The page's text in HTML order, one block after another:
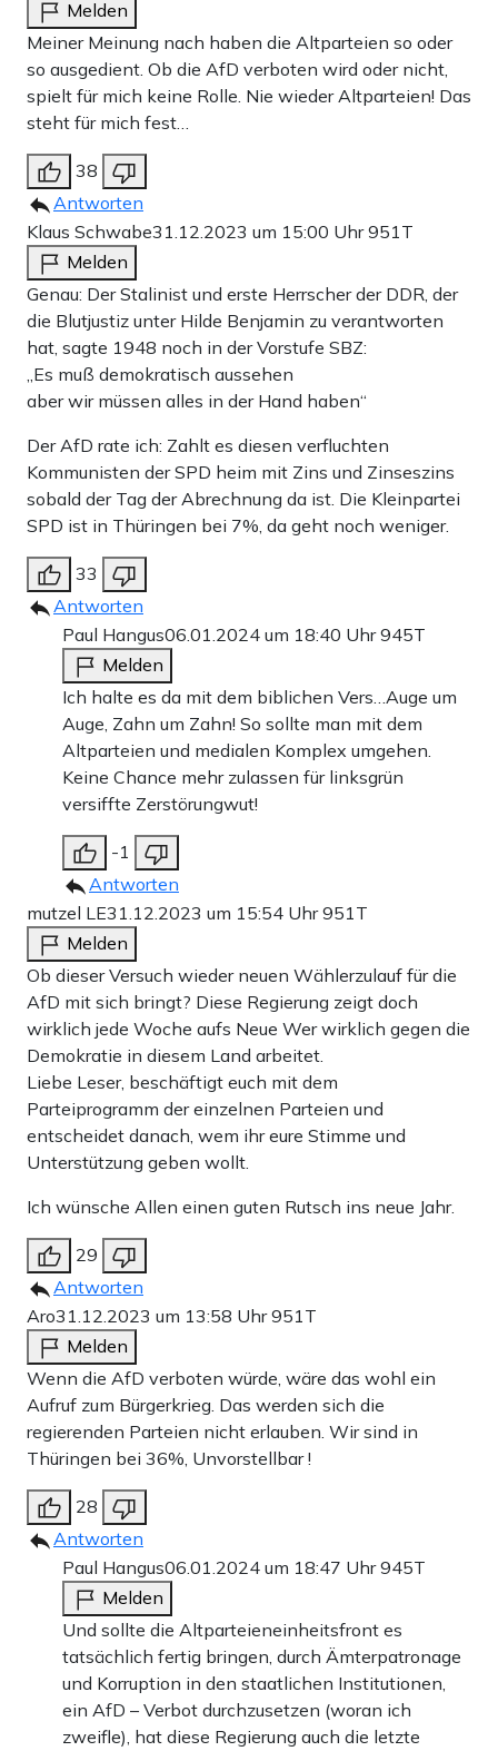
Melden
Meiner Meinung nach haben die Altparteien so oder
so ausgedient. Ob die AfD verboten wird oder nicht,
spielt für mich keine Rolle. Nie wieder Altparteien! Das
steht für mich fest…
38
Antworten
Klaus Schwabe31.12.2023 um 15:00 Uhr951T
Melden
Genau: Der Stalinist und erste Herrscher der DDR, der
die Blutjustiz unter Hilde Benjamin zu verantworten
hat, sagte 1948 noch in der Vorstufe SBZ:
„Es muß demokratisch aussehen
aber wir müssen alles in der Hand haben“
Der AfD rate ich: Zahlt es diesen verfluchten
Kommunisten der SPD heim mit Zins und Zinseszins
sobald der Tag der Abrechnung da ist. Die Kleinpartei
SPD ist in Thüringen bei 7%, da geht noch weniger.
33
Antworten
Paul Hangus06.01.2024 um 18:40 Uhr945T
Melden
Ich halte es da mit dem biblichen Vers…Auge um
Auge, Zahn um Zahn! So sollte man mit dem
Altparteien und medialen Komplex umgehen.
Keine Chance mehr zulassen für linksgrün
versiffte Zerstörungwut!
-1
Antworten
mutzel LE31.12.2023 um 15:54 Uhr951T
Melden
Ob dieser Versuch wieder neuen Wählerzulauf für die
AfD mit sich bringt? Diese Regierung zeigt doch
wirklich jede Woche aufs Neue Wer wirklich gegen die
Demokratie in diesem Land arbeitet.
Liebe Leser, beschäftigt euch mit dem
Parteiprogramm der einzelnen Parteien und
entscheidet danach, wem ihr eure Stimme und
Unterstützung geben wollt.
Ich wünsche Allen einen guten Rutsch ins neue Jahr.
29
Antworten
Aro31.12.2023 um 13:58 Uhr951T
Melden
Wenn die AfD verboten würde, wäre das wohl ein
Aufruf zum Bürgerkrieg. Das werden sich die
regierenden Parteien nicht erlauben. Wir sind in
Thüringen bei 36%, Unvorstellbar !
28
Antworten
Paul Hangus06.01.2024 um 18:47 Uhr945T
Melden
Und sollte die Altparteieneinheitsfront es
tatsächlich fertig bringen, durch Ämterpatronage
und Korruption in den staatlichen Institutionen,
ein AfD – Verbot durchzusetzen (woran ich
zweifle), hat diese Regierung auch die letzte